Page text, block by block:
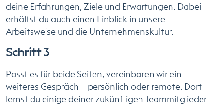
deine Erfahrungen, Ziele und Erwartungen. Dabei
erhältst du auch einen Einblick in unsere
Arbeitsweise und die Unternehmenskultur.
Schritt 3
Passt es für beide Seiten, vereinbaren wir ein
weiteres Gespräch – persönlich oder remote. Dort
lernst du einige deiner zukünftigen Teammitglieder